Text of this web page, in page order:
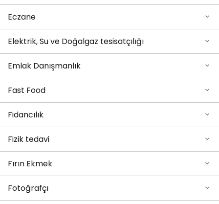
Eczane
Elektrik, Su ve Doğalgaz tesisatçılığı
Emlak Danışmanlık
Fast Food
Fidancılık
Fizik tedavi
Fırın Ekmek
Fotoğrafçı